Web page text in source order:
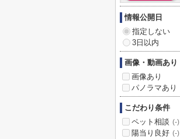
情報公開日
指定しない
3日以内
画像・動画あり
画像あり
パノラマあり
こだわり条件
ペット相談 (-)
陽当り良好 (-)